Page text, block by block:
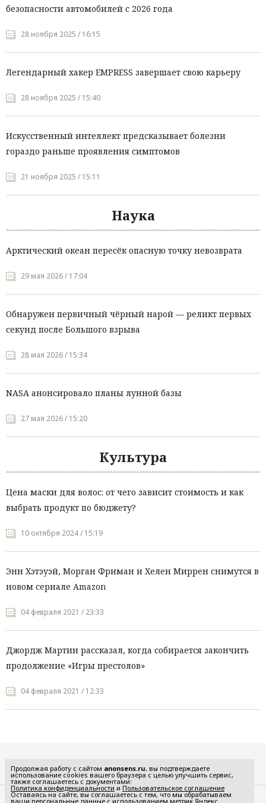
безопасности автомобилей с 2026 года
28 ноября 2025 / 16:15
Легендарный хакер EMPRESS завершает свою карьеру
28 ноября 2025 / 15:40
Искусственный интеллект предсказывает болезни
гораздо раньше проявления симптомов
21 ноября 2025 / 15:11
Наука
Арктический океан пересёк опасную точку невозврата
29 мая 2026 / 17:04
Обнаружен первичный чёрный нарой — реликт первых
секунд после Большого взрыва
28 мая 2026 / 15:34
NASA анонсировало планы лунной базы
27 мая 2026 / 15:20
Культура
Цена маски для волос: от чего зависит стоимость и как
выбрать продукт по бюджету?
10 октября 2024 / 15:19
Энн Хэтэуэй, Морган Фриман и Хелен Миррен снимутся в
новом сериале Amazon
04 февраля 2021 / 23:33
Джордж Мартин рассказал, когда собирается закончить
продолжение «Игры престолов»
04 февраля 2021 / 12:33
Продолжая работу с сайтом anonsens.ru, вы подтверждаете
использование cookies вашего браузера с целью улучшить сервис,
также соглашаетесь с документами:
Политика конфиденциальности и Пользовательское соглашение
Оставаясь на сайте, вы соглашаетесь с тем, что мы обрабатываем
ваши персональные данные с использованием метрик Яндекс